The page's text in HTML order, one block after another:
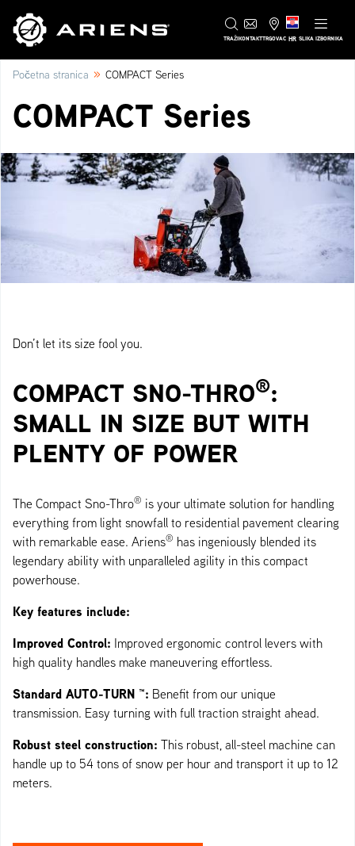
TRAŽIKONTAKTTRGOVAC HR SLIKA IZBORNIKA
Početna stranica » COMPACT Series
COMPACT Series
Don’t let its size fool you.
COMPACT SNO-THRO®:
SMALL IN SIZE BUT WITH
PLENTY OF POWER
The Compact Sno-Thro® is your ultimate solution for handling
everything from light snowfall to residential pavement clearing
with remarkable ease. Ariens® has ingeniously blended its
legendary ability with unparalleled agility in this compact
powerhouse.
Key features include:
Improved Control: Improved ergonomic control levers with
high quality handles make maneuvering effortless.
Standard AUTO-TURN ™: Benefit from our unique
transmission. Easy turning with full traction straight ahead.
Robust steel construction: This robust, all-steel machine can
handle up to 54 tons of snow per hour and transport it up to 12
meters.